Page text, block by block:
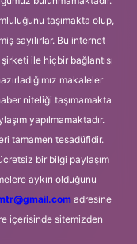
taşımakta olup,
sayılırlar. Bu internet
ile hiçbir bağlantısı
makaleler
niteliği taşımamakta
yapılmamaktadır.
tamamen tesadüfidir.
bir bilgi paylaşım
aykırı olduğunu
adresine
içerisinde sitemizden